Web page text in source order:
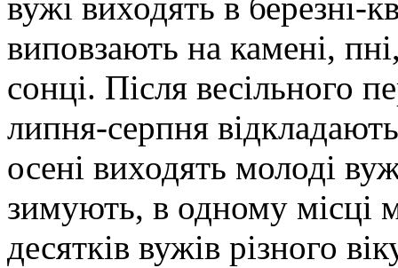
вужі виходять в березні-
виповзають на камені,
сонці. Після весільного
липня-серпня
осені виходять молоді
зимують, в одному місці
десятків вужів різного